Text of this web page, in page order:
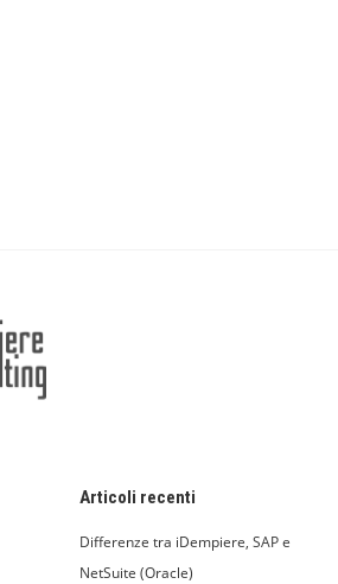
Articoli recenti
Differenze tra iDempiere, SAP e
NetSuite (Oracle)